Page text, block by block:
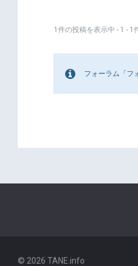
1件の投稿を表示中 - 1 - 1
フォーラム「フ
© 2026 TANE.info